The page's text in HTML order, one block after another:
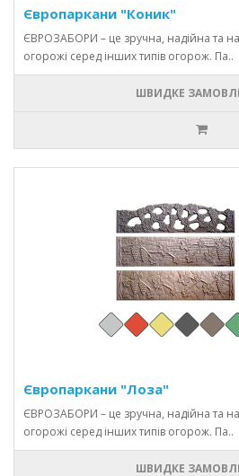
Європаркани "Коник"
ЄВРОЗАБОРИ – це зручна, надійна та
огорожі серед інших типів огорож. Па..
ШВИДКЕ
Європаркани "Лоза"
ЄВРОЗАБОРИ – це зручна, надійна та
огорожі серед інших типів огорож. Па..
ШВИДКЕ